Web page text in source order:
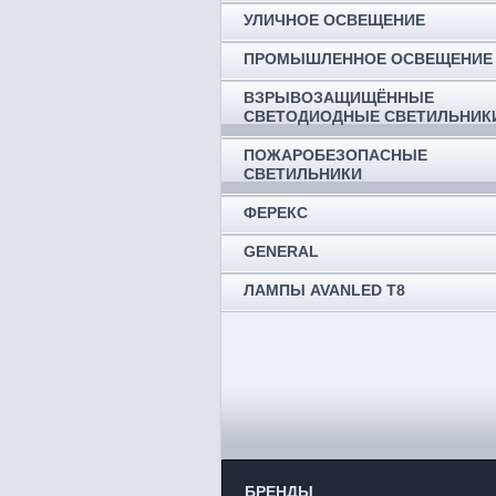
УЛИЧНОЕ ОСВЕЩЕНИЕ
ПРОМЫШЛЕННОЕ ОСВЕЩЕНИЕ
ВЗРЫВОЗАЩИЩЁННЫЕ
СВЕТОДИОДНЫЕ
ПОЖАРОБЕЗОПАСНЫЕ
СВЕТИЛЬНИКИ
ФЕРЕКС
GENERAL
ЛАМПЫ AVANLED T8
БРЕНДЫ